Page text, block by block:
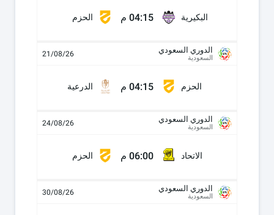
البكيرية 04:15 م الحزم
الدوري السعودي
السعودية 21/08/26
الحزم 04:15 م الدرعية
الدوري السعودي
السعودية 24/08/26
الاتحاد 06:00 م الحزم
الدوري السعودي
السعودية 30/08/26